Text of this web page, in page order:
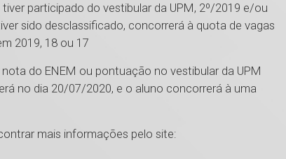
participado do vestibular da UPM, 2º/2019 e/ou
sido desclassificado, concorrerá à quota de vagas
2019, 18 ou 17
do ENEM ou pontuação no vestibular da UPM
no dia 20/07/2020, e o aluno concorrerá à uma
mais informações pelo site: